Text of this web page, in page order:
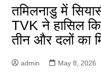
तमिलनाडु में
TVK ने हासिल
तीन और दलों का
admin May 8, 2026